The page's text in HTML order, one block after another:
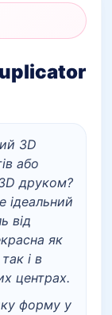
3D
або
друком?
ідеальний
від
як
і в
центрах.
форму у